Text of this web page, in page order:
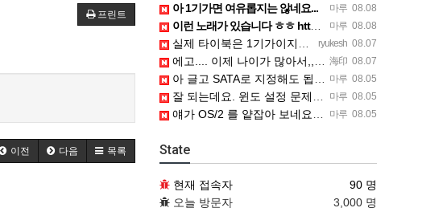
프린트
이전 다음 목록
마루 08.08
아 1기가면 여유롭지는 않네요...
마루 08.08
이런 노래가 있습니다 ㅎㅎ https://www.7-star.net/bbs/board.php?bo_table…
ryukesh 08.07
실제 타이북은 1기가이지만 UTM 설정에선 768mb 입니다. 1기가나 그 보다 넘게 설정하면 UTM 에뮬레…
海印 08.07
에고.... 이제 나이가 많아서,,, 이런 가상pc에 설치해보는 것도 귀찮군요.. ㅎㅎ 날씨도 덥고.....…
마루 08.05
아 글고 SATA로 지정해도 됩니다. 저 글 진짜 이상하네요. 옛날꺼 퍼와서 그런거 같은데요.
마루 08.05
잘 되는데요. 윈도 설정 문제신거 같은데. 크롬 브라우저나 파폭으로 해 보세요
마루 08.05
얘가 OS/2 를 얕잡아 보네요 ㅎㅎ
State
현재 접속자
90 명
오늘 방문자
3,000 명